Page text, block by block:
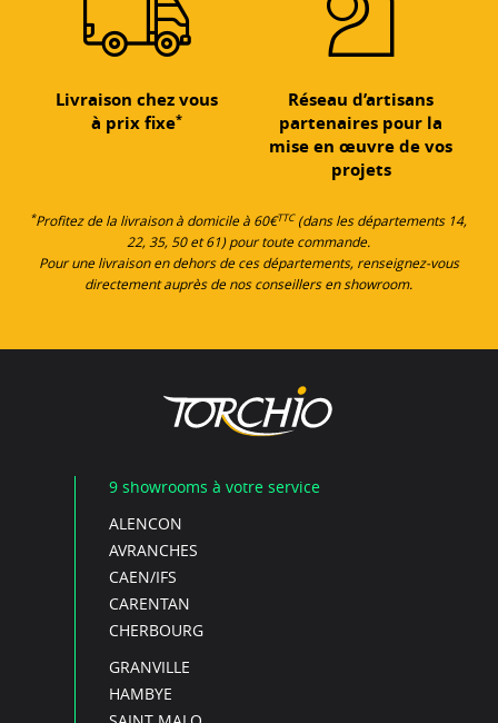
Livraison chez vous
à prix fixe*
Réseau d’artisans
partenaires pour la
mise en œuvre de vos
projets
*Profitez de la livraison à domicile à 60€TTC(dans les départements 14,
22, 35, 50 et 61) pour toute commande.
Pour une livraison en dehors de ces départements, renseignez-vous
directement auprès de nos conseillers en showroom.
9 showrooms à votre service
ALENCON
AVRANCHES
CAEN/IFS
CARENTAN
CHERBOURG
GRANVILLE
HAMBYE